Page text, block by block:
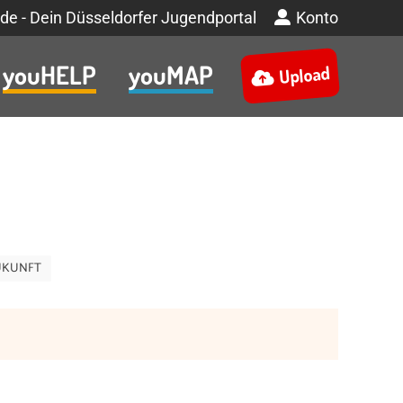
- Dein Düsseldorfer Jugendportal Konto
youHELP youMAP Upload